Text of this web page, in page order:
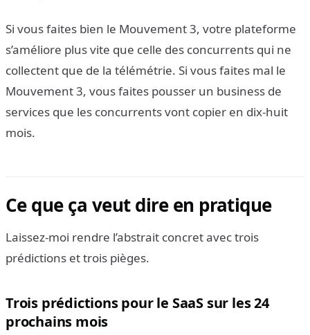
Si vous faites bien le Mouvement 3, votre plateforme
s’améliore plus vite que celle des concurrents qui ne
collectent que de la télémétrie. Si vous faites mal le
Mouvement 3, vous faites pousser un business de
services que les concurrents vont copier en dix-huit
mois.
Ce que ça veut dire en pratique
Laissez-moi rendre l’abstrait concret avec trois
prédictions et trois pièges.
Trois prédictions pour le SaaS sur les 24
prochains mois